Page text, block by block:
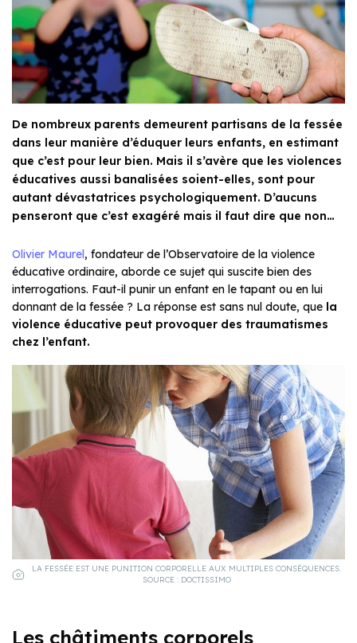
De nombreux parents demeurent partisans de la fessée
dans leur manière d’éduquer leurs enfants, en estimant
que c’est pour leur bien. Mais il s’avère que les violences
éducatives aussi banalisées soient-elles, sont pour
autant dévastatrices psychologiquement. D’aucuns
penseront que c’est exagéré mais il faut dire que non…
Olivier Maurel , fondateur de l’Observatoire de la violence
éducative ordinaire, aborde ce sujet qui suscite bien des
interrogations. Faut-il punir un enfant en le tapant ou en lui
donnant de la fessée ? La réponse est sans nul doute, que la
violence éducative peut provoquer des traumatismes
chez l’enfant.
LA FESSÉE EST UNE PUNITION CORPORELLE AUX MULTIPLES CONSÉQUENCES.
SOURCE : DOCTISSIMO
Les châtiments corporels